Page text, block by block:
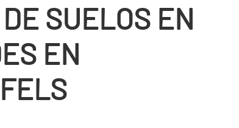
SUELOS EN
EN